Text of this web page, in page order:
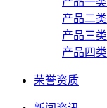
产品二类
产品三类
产品四类
荣誉资质